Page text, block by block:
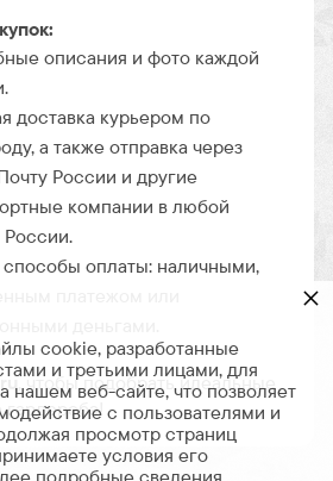
описания и фото каждой
доставка курьером по
а также отправка через
России и другие
компании в любой
России.
способы оплаты: наличными,
деньгами.
, чтобы подобрать идеальные
гардероба!
cookie, разработанные
и третьими лицами, для
нашем веб-сайте, что позволяет
с пользователями и
просмотр страниц
условия его
×